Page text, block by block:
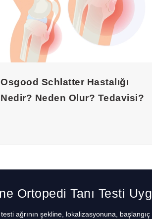
Osgood Schlatter Hastalığı
Nedir? Neden Olur? Tedavisi?
Ortopedi Tanı Testi
ağrının şekline, lokalizasyonuna,